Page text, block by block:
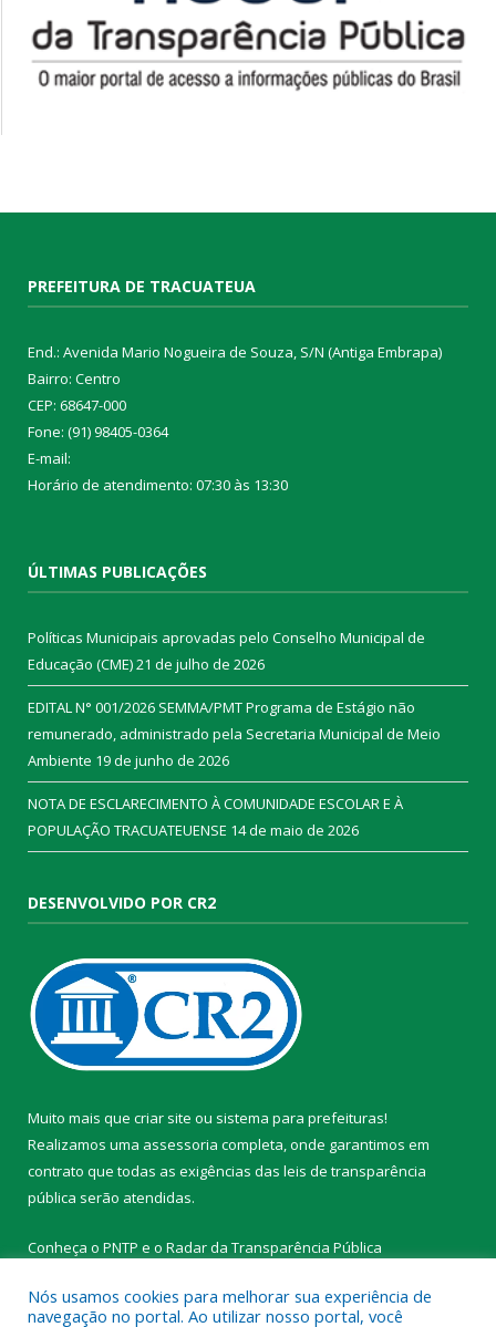
PREFEITURA DE TRACUATEUA
End.: Avenida Mario Nogueira de Souza, S/N (Antiga Embrapa)
Bairro: Centro
CEP: 68647-000
Fone: (91) 98405-0364
E-mail:
Horário de atendimento: 07:30 às 13:30
ÚLTIMAS PUBLICAÇÕES
Políticas Municipais aprovadas pelo Conselho Municipal de
Educação (CME)21 de julho de 2026
EDITAL N° 001/2026 SEMMA/PMT Programa de Estágio não
remunerado, administrado pela Secretaria Municipal de Meio
Ambiente 19 de junho de 2026
NOTA DE ESCLARECIMENTO À COMUNIDADE ESCOLAR E À
POPULAÇÃO TRACUATEUENSE 14 de maio de 2026
DESENVOLVIDO POR CR2
Muito mais que criar site ou sistema para prefeituras!
Realizamos uma assessoria completa, onde garantimos em
contrato que todas as exigências das leis de transparência
pública serão atendidas.
Conheça o PNTP e o Radar da Transparência Pública
Nós usamos cookies para melhorar sua experiência de
navegação no portal. Ao utilizar nosso portal, você